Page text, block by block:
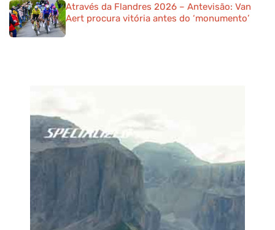
Através da Flandres 2026 – Antevisão: Van
Aert procura vitória antes do ‘monumento’